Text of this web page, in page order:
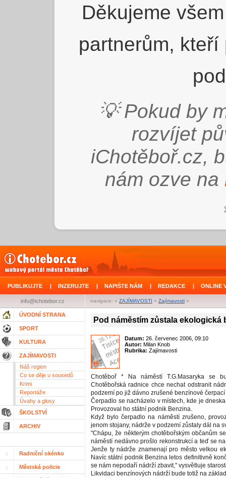
Děkujeme
partnerům,
💡 Pokud by
rozvíjet
iChotěboř.cz,
nám ozve na
PUBLIKUJTE | INZERUJTE | NAPIŠTE NÁM | REDAKCE | ONLINE
navigace: » ZAJÍMAVOSTI » Zajímavosti »
info@ichotebor.cz
ÚVODNÍ STRANA
SPORT
KULTURA
ZAJÍMAVOSTI
Náš region
Co se děje u sousedů
Krimi
Reportáže
Úvahy a glosy
ŠKOLSTVÍ
ARCHIV
Radniční okénko
Městská policie
Pod náměstím zůstala ekologická
Datum: 26. červenec 2006, 09:10
Autor: Milan Knob
Rubrika: Zajímavosti
Chotěboř * Na náměstí T.G.Masaryka se
Chotěbořská radnice chce nechat odstranit
podzemí po již dávno zrušené benzínové
Čerpadlo se nacházelo v místech, kde je
Provozoval ho státní podnik Benzina.
Když bylo čerpadlo na náměstí zrušeno,
jenom stojany, nádrže v podzemí zůstaly dál na
"Chápu, že některým chotěbořským občanům
náměstí nedávno prošlo rekonstrukcí a teď se
Jenže ty nádrže znamenají pro město velkou
Navíc státní podnik Benzina letos definitivně
se nám nepodaří nádrží zbavit," vysvětluje
Likvidaci benzínových nádrží bude totiž na